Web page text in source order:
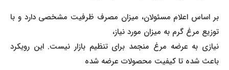
بر اساس اعلام مسئولان، میزان مصرف ظرفیت مشخصی دارد و با
توزیع مرغ گرم به میزان مورد نیاز،
نیازی به عرضه مرغ منجمد برای تنظیم بازار نیست. این رویکرد
باعث شده تا کیفیت محصولات عرضه شده